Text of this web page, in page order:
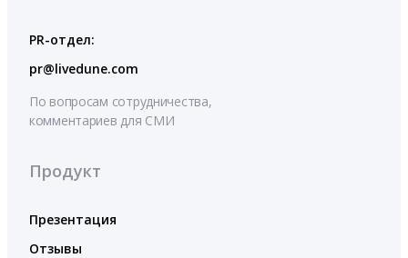
PR-отдел:
pr@livedune.com
По вопросам сотрудничества,
комментариев для СМИ
Продукт
Презентация
Отзывы